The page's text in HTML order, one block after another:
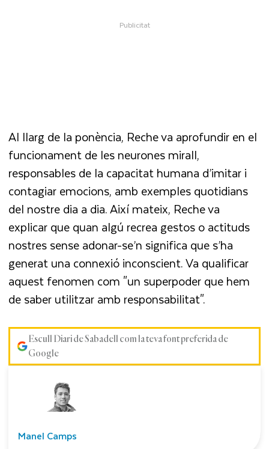
Al llarg de la ponència, Reche va aprofundir en el
funcionament de les neurones mirall,
responsables de la capacitat humana d’imitar i
contagiar emocions, amb exemples quotidians
del nostre dia a dia. Així mateix, Reche va
explicar que quan algú recrea gestos o actituds
nostres sense adonar-se’n significa que s’ha
generat una connexió inconscient. Va qualificar
aquest fenomen com "un superpoder que hem
de saber utilitzar amb responsabilitat".
Escull Diari de Sabadell com la teva font preferida de
Google
Manel Camps